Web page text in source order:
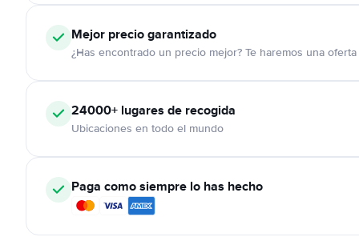
Mejor precio garantizado
¿Has encontrado un precio mejor? Te haremos una oferta
24000+ lugares de recogida
Ubicaciones en todo el mundo
Paga como siempre lo has hecho